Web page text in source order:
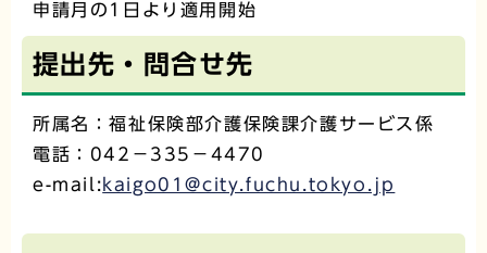
申請月の1日より適用開始
提出先・問合せ先
所属名：福祉保険部介護保険課介護サービス係
電話：042－335－4470
e-mail:kaigo01@city.fuchu.tokyo.jp